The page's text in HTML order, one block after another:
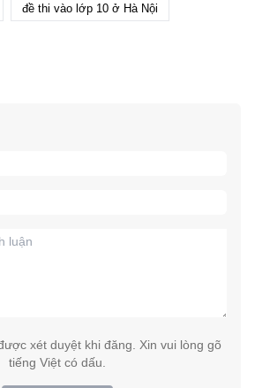
đề thi vào lớp 10 ở Hà Nội
xét duyệt khi đăng. Xin vui lòng gõ
tiếng Việt có dấu.